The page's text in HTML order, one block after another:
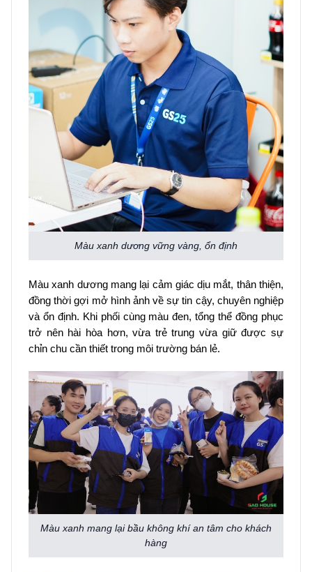
Màu xanh dương vững vàng, ổn định
Màu xanh dương mang lại cảm giác dịu mắt, thân thiện,
đồng thời gợi mở hình ảnh về sự tin cậy, chuyên nghiệp
và ổn định. Khi phối cùng màu đen, tổng thể đồng phục
trở nên hài hòa hơn, vừa trẻ trung vừa giữ được sự
chỉn chu cần thiết trong môi trường bán lẻ.
Màu xanh mang lại bầu không khí an tâm cho khách
hàng